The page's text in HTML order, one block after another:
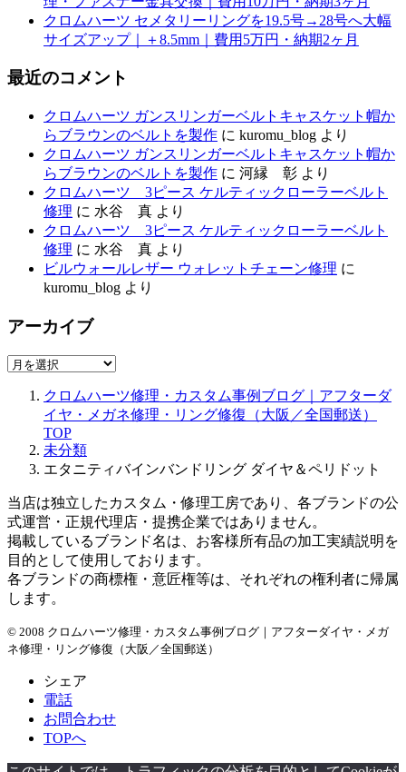
クロムハーツ セメタリーリングを19.5号→28号へ大幅
サイズアップ｜＋8.5mm｜費用5万円・納期2ヶ月
最近のコメント
クロムハーツ ガンスリンガーベルトキャスケット帽か
らブラウンのベルトを製作 に kuromu_blog より
クロムハーツ ガンスリンガーベルトキャスケット帽か
らブラウンのベルトを製作 に 河縁 彰 より
クロムハーツ 3ピース ケルティックローラーベルト
修理 に 水谷 真 より
クロムハーツ 3ピース ケルティックローラーベルト
修理 に 水谷 真 より
ビルウォールレザー ウォレットチェーン修理 に
kuromu_blog より
アーカイブ
ア
クロムハーツ修理・カスタム事例ブログ｜アフターダ
イヤ・メガネ修理・リング修復（大阪／全国郵送）
TOP
未分類
エタニティバインバンドリング ダイヤ＆ペリドット
当店は独立したカスタム・修理工房であり、各ブランドの公
式運営・正規代理店・提携企業ではありません。
掲載しているブランド名は、お客様所有品の加工実績説明を
目的として使用しております。
各ブランドの商標権・意匠権等は、それぞれの権利者に帰属
します。
© 2008 クロムハーツ修理・カスタム事例ブログ｜アフターダイヤ・メガ
ネ修理・リング修復（大阪／全国郵送）
シェア
電話
お問合わせ
TOPへ